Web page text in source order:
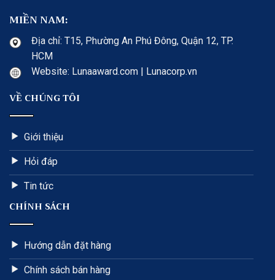
MIỀN NAM:
Địa chỉ: T15, Phường An Phú Đông, Quận 12, TP.
HCM
Website: Lunaaward.com | Lunacorp.vn
VỀ CHÚNG TÔI
Giới thiệu
Hỏi đáp
Tin tức
CHÍNH SÁCH
Hướng dẫn đặt hàng
Chính sách bán hàng